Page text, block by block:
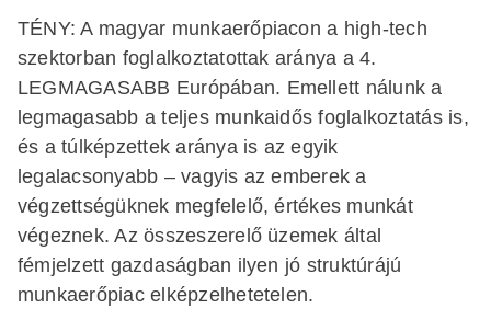
TÉNY: A magyar munkaerőpiacon a high-tech
szektorban foglalkoztatottak aránya a 4.
LEGMAGASABB Európában. Emellett nálunk a
legmagasabb a teljes munkaidős foglalkoztatás is,
és a túlképzettek aránya is az egyik
legalacsonyabb – vagyis az emberek a
végzettségüknek megfelelő, értékes munkát
végeznek. Az összeszerelő üzemek által
fémjelzett gazdaságban ilyen jó struktúrájú
munkaerőpiac elképzelhetetelen.